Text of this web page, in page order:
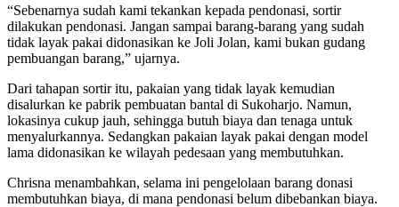
“Sebenarnya sudah kami tekankan kepada pendonasi, sortir
dilakukan pendonasi. Jangan sampai barang-barang yang sudah
tidak layak pakai didonasikan ke Joli Jolan, kami bukan gudang
pembuangan barang,” ujarnya.
Dari tahapan sortir itu, pakaian yang tidak layak kemudian
disalurkan ke pabrik pembuatan bantal di Sukoharjo. Namun,
lokasinya cukup jauh, sehingga butuh biaya dan tenaga untuk
menyalurkannya. Sedangkan pakaian layak pakai dengan model
lama didonasikan ke wilayah pedesaan yang membutuhkan.
Chrisna menambahkan, selama ini pengelolaan barang donasi
membutuhkan biaya, di mana pendonasi belum dibebankan biaya.